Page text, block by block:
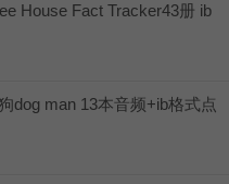
House Fact Tracker43册 ib
dog man 13本音频+ib格式点